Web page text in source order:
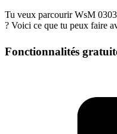
Tu veux parcourir WsM
? Voici ce que tu peux faire
Fonctionnalités